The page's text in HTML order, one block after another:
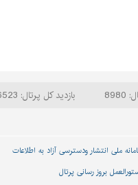
بازدید کل پرتال: 1096523
ملی انتشار و‌دسترسی آزاد به اطلاعات
بروز رسانی پرتال